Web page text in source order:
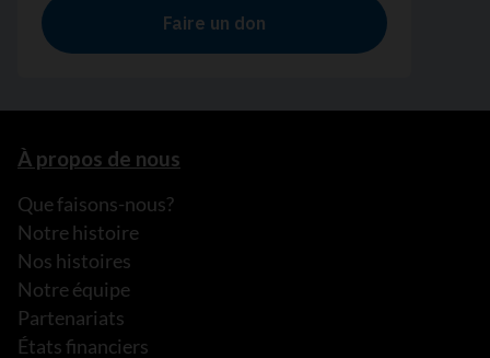
À propos de nous
Que faisons-nous?
Notre histoire
Nos histoires
Notre équipe
Partenariats
États financiers